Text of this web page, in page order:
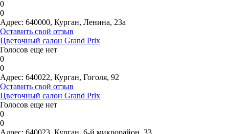
0
0
Адрес: 640000, Курган, Ленина, 23а
Оставить свой отзыв
Цветочный салон Grand Prix
Голосов еще нет
0
0
Адрес: 640022, Курган, Гоголя, 92
Оставить свой отзыв
Цветочный салон Grand Prix
Голосов еще нет
0
0
Адрес: 640023, Курган, 6-й микрорайон, 33